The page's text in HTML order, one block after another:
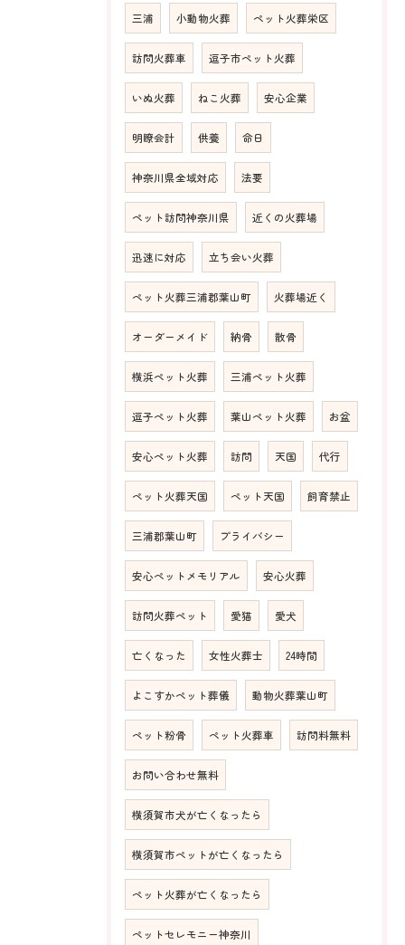
三浦 小動物火葬 ペット火葬栄区
訪問火葬車 逗子市ペット火葬
いぬ火葬 ねこ火葬 安心企業
明瞭会計 供養 命日
神奈川県全域対応 法要
ペット訪問神奈川県 近くの火葬場
迅速に対応 立ち会い火葬
ペット火葬三浦郡葉山町 火葬場近く
オーダーメイド 納骨 散骨
横浜ペット火葬 三浦ペット火葬
逗子ペット火葬 葉山ペット火葬 お盆
安心ペット火葬 訪問 天国 代行
ペット火葬天国 ペット天国 飼育禁止
三浦郡葉山町 プライバシー
安心ペットメモリアル 安心火葬
訪問火葬ペット 愛猫 愛犬
亡くなった 女性火葬士 24時間
よこすかペット葬儀 動物火葬葉山町
ペット粉骨 ペット火葬車 訪問料無料
お問い合わせ無料
横須賀市犬が亡くなったら
横須賀市ペットが亡くなったら
ペット火葬が亡くなったら
ペットセレモニー神奈川